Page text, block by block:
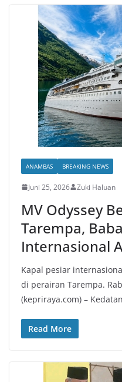
ANAMBAS BREAKING NEWS
Juni 25, 2026 Zuki Haluan
MV Odyssey
Tarempa,
Internasional
Kapal pesiar
di perairan Tarempa.
(kepriraya.com) –
Read More